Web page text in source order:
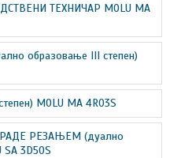
ТЕХНИЧАР MOLU MA
образовање III степен)
MOLU MA 4R03S
РЕЗАЊЕМ (дуално
SA 3D50S